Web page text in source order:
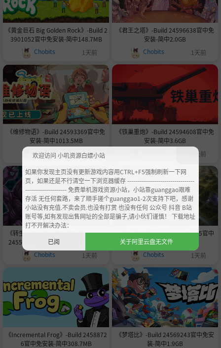
《黄金巨石 Big Golden Rock》-Build 2
3901052官中免安装-简中148.7MB
Chobits
1天前
《君王之塔》-Build 24596638官中免
安装-简中2.0GB
Chobits
1天前
《维修物语》-Build 24593369官中免
安装-简中1013.5MB
Chobits
1天前
《铁巢重炮》-Build 24594608官中免
安装-简中3.6GB
1天前
《转生成为暴君之神的那件事》-Build
24558228官中免安装-简中175.5MB
Chobits
1天前
《修仙模拟器》-Build 24389575官中
免安装-简中841.3MB
Chobits
1天前
《Incremental Frog》-Build 2458872
6官中免安装-简中308.7MB
《梦塔比》-Build 24569243官中免安
装-简中1.9GB
欢迎访问 小叽资源白嫖小站
如果你发现主页没有更新游戏内容用CTRL+F5强制刷新一下网
页，如果还是不行清空一下浏览器缓存 ----------------------------------
--------------------- 免费单机游戏资源小站，小站靠guanggao艰难
存活 无任何套路，来了顺手搓个guanggao1-2次支持下吧，感谢
小站没有充值.不卖会员.也没有打赏 也没有任何 公众号 抖音 B站
账号等,如有发现出售网址的全部是骗子,请小伙们谨慎！ 下载地址
打不开解决办法：
已阅
关于阿里云盘无文件